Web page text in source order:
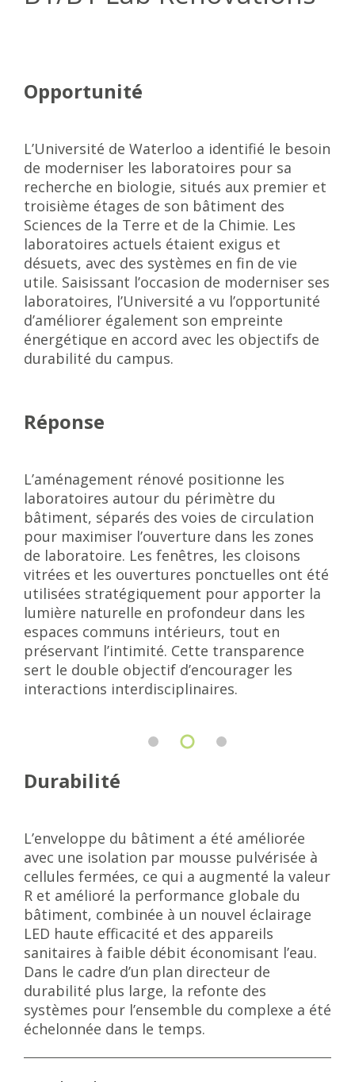
Opportunité
L’Université de Waterloo a identifié le besoin
de moderniser les laboratoires pour sa
recherche en biologie, situés aux premier et
troisième étages de son bâtiment des
Sciences de la Terre et de la Chimie. Les
laboratoires actuels étaient exigus et
désuets, avec des systèmes en fin de vie
utile. Saisissant l’occasion de moderniser ses
laboratoires, l’Université a vu l’opportunité
d’améliorer également son empreinte
énergétique en accord avec les objectifs de
durabilité du campus.
Réponse
L’aménagement rénové positionne les
laboratoires autour du périmètre du
bâtiment, séparés des voies de circulation
pour maximiser l’ouverture dans les zones
de laboratoire. Les fenêtres, les cloisons
vitrées et les ouvertures ponctuelles ont été
utilisées stratégiquement pour apporter la
lumière naturelle en profondeur dans les
espaces communs intérieurs, tout en
préservant l’intimité. Cette transparence
sert le double objectif d’encourager les
interactions interdisciplinaires.
Durabilité
L’enveloppe du bâtiment a été améliorée
avec une isolation par mousse pulvérisée à
cellules fermées, ce qui a augmenté la valeur
R et amélioré la performance globale du
bâtiment, combinée à un nouvel éclairage
LED haute efficacité et des appareils
sanitaires à faible débit économisant l’eau.
Dans le cadre d’un plan directeur de
durabilité plus large, la refonte des
systèmes pour l’ensemble du complexe a été
échelonnée dans le temps.